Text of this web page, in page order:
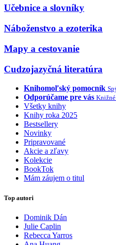
Učebnice a slovníky
Náboženstvo a ezoterika
Mapy a cestovanie
Cudzojazyčná literatúra
Knihomoľský pomocník
Odporúčame pre vás
Všetky knihy
Knihy roka 2025
Bestsellery
Novinky
Pripravované
Akcie a zľavy
Kolekcie
BookTok
Mám záujem o titul
Top autori
Dominik Dán
Julie Caplin
Rebecca Yarros